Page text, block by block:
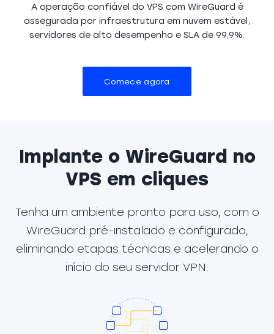
A operação confiável do VPS com WireGuard é
assegurada por infraestrutura em nuvem estável,
servidores de alto desempenho e SLA de 99,9%.
Comece agora
Implante o WireGuard no
VPS em cliques
Tenha um ambiente pronto para uso, com o
WireGuard pré-instalado e configurado,
eliminando etapas técnicas e acelerando o
início do seu servidor VPN.